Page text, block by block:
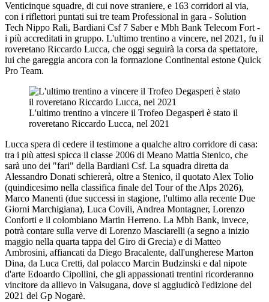
Venticinque squadre, di cui nove straniere, e 163 corridori al via,
con i riflettori puntati sui tre team Professional in gara - Solution
Tech Nippo Rali, Bardiani Csf 7 Saber e Mbh Bank Telecom Fort -
i più accreditati in gruppo. L'ultimo trentino a vincere, nel 2021, fu il
roveretano Riccardo Lucca, che oggi seguirà la corsa da spettatore,
lui che gareggia ancora con la formazione Continental estone Quick
Pro Team.
L'ultimo trentino a vincere il Trofeo Degasperi è stato il
roveretano Riccardo Lucca, nel 2021
Lucca spera di cedere il testimone a qualche altro corridore di casa:
tra i più attesi spicca il classe 2006 di Meano Mattia Stenico, che
sarà uno dei "fari" della Bardiani Csf. La squadra diretta da
Alessandro Donati schiererà, oltre a Stenico, il quotato Alex Tolio
(quindicesimo nella classifica finale del Tour of the Alps 2026),
Marco Manenti (due successi in stagione, l'ultimo alla recente Due
Giorni Marchigiana), Luca Covili, Andrea Montagner, Lorenzo
Conforti e il colombiano Martin Herreno. La Mbh Bank, invece,
potrà contare sulla verve di Lorenzo Masciarelli (a segno a inizio
maggio nella quarta tappa del Giro di Grecia) e di Matteo
Ambrosini, affiancati da Diego Bracalente, dall'ungherese Marton
Dina, da Luca Cretti, dal polacco Marcin Budzinski e dal nipote
d'arte Edoardo Cipollini, che gli appassionati trentini ricorderanno
vincitore da allievo in Valsugana, dove si aggiudicò l'edizione del
2021 del Gp Nogarè.